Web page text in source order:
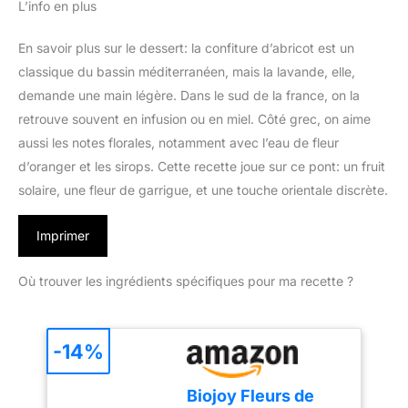
L’info en plus
En savoir plus sur le dessert: la confiture d’abricot est un
classique du bassin méditerranéen, mais la lavande, elle,
demande une main légère. Dans le sud de la france, on la
retrouve souvent en infusion ou en miel. Côté grec, on aime
aussi les notes florales, notamment avec l’eau de fleur
d’oranger et les sirops. Cette recette joue sur ce pont: un fruit
solaire, une fleur de garrigue, et une touche orientale discrète.
Imprimer
Où trouver les ingrédients spécifiques pour ma recette ?
Biojoy Fleurs de
-14%